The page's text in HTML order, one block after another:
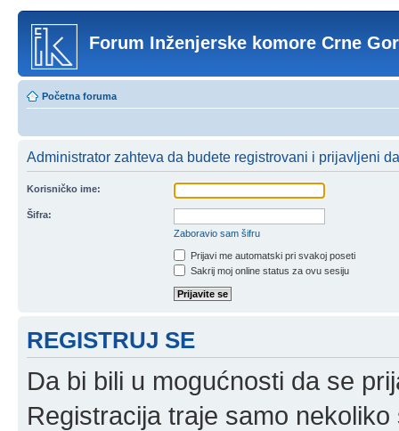
Forum Inženjerske komore Crne
Početna foruma
Administrator zahteva da budete registrovani i prijavljeni
Korisničko ime:
Šifra:
Zaboravio sam šifru
Prijavi me automatski pri svakoj poseti
Sakrij moj online status za ovu sesiju
REGISTRUJ SE
Da bi bili u mogućnosti da se
Registracija traje samo